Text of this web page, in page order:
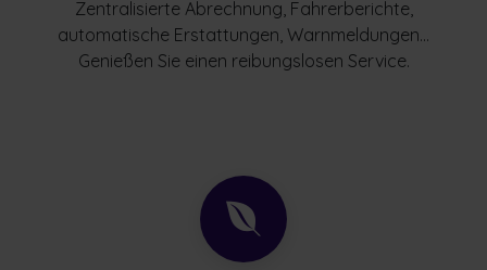
Zentralisierte Abrechnung, Fahrerberichte,
automatische Erstattungen, Warnmeldungen…
Genießen Sie einen reibungslosen Service.